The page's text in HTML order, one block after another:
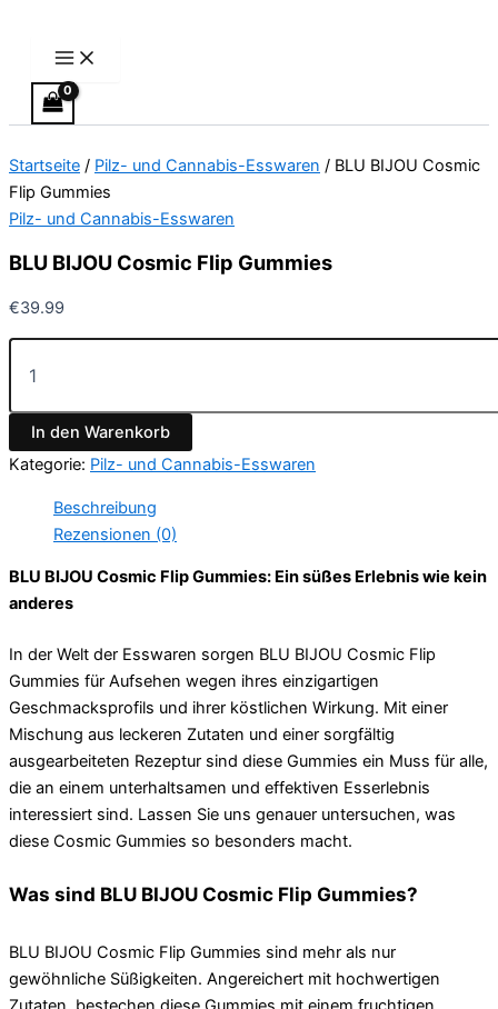
springen
Startseite / Pilz- und Cannabis-Esswaren / BLU BIJOU Cosmic
Flip Gummies
Pilz- und Cannabis-Esswaren
BLU BIJOU Cosmic Flip Gummies
€39.99
Cosmic
Gummies
Menge
In den Warenkorb
Kategorie: Pilz- und Cannabis-Esswaren
Beschreibung
Rezensionen (0)
BLU BIJOU Cosmic Flip Gummies: Ein süßes Erlebnis wie kein
anderes
In der Welt der Esswaren sorgen BLU BIJOU Cosmic Flip
Gummies für Aufsehen wegen ihres einzigartigen
Geschmacksprofils und ihrer köstlichen Wirkung. Mit einer
Mischung aus leckeren Zutaten und einer sorgfältig
ausgearbeiteten Rezeptur sind diese Gummies ein Muss für alle,
die an einem unterhaltsamen und effektiven Esserlebnis
interessiert sind. Lassen Sie uns genauer untersuchen, was
diese Cosmic Gummies so besonders macht.
Was sind BLU BIJOU Cosmic Flip Gummies?
BLU BIJOU Cosmic Flip Gummies sind mehr als nur
gewöhnliche Süßigkeiten. Angereichert mit hochwertigen
Die